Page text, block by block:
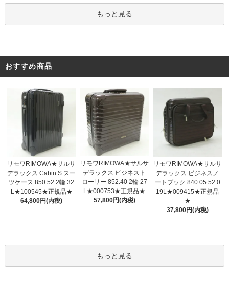
もっと見る
おすすめ商品
リモワRIMOWA★サルサ
デラックス Cabin S スー
ツケース 850.52 2輪 32
L★100545★正規品★
64,800円(内税)
リモワRIMOWA★サルサ
デラックス ビジネスト
ローリー 852.40 2輪 27
L★000753★正規品★
57,800円(内税)
リモワRIMOWA★サルサ
デラックス ビジネスノ
ートブック 840.05.52.0
19L★009415★正規品
★
37,800円(内税)
もっと見る